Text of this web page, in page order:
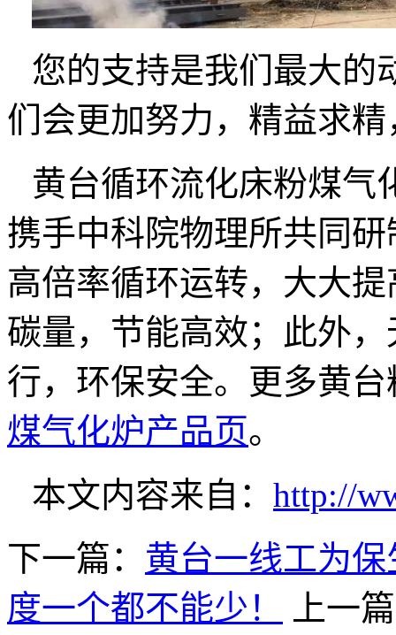
您的支持是我们最大的
们会更加努力，精益求
黄台循环流化床粉煤气
携手中科院物理所共同
高倍率循环运转，大大
碳量，节能高效；此外
行，环保安全。更多黄
煤气化炉产品页。
本文内容来自： http://
下一篇： 黄台一线工为
度一个都不能少！
上一